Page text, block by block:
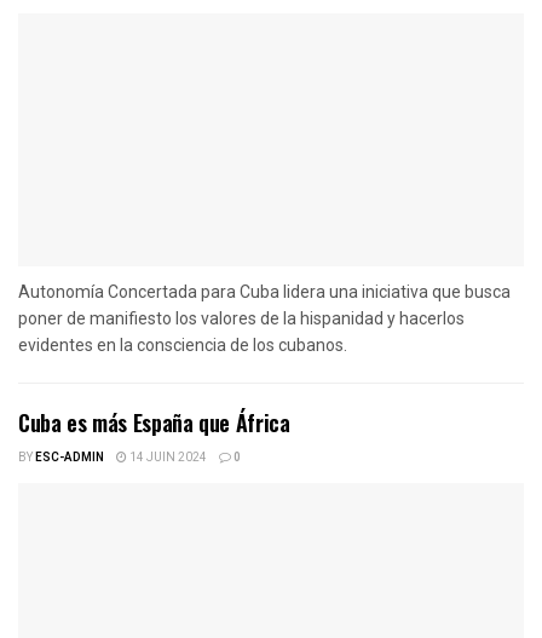
Autonomía Concertada para Cuba lidera una iniciativa que busca
poner de manifiesto los valores de la hispanidad y hacerlos
evidentes en la consciencia de los cubanos.
Cuba es más España que África
BYESC-ADMIN 14 JUIN 2024 0